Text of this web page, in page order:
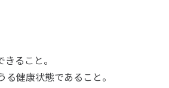
ること。
健康状態であること。